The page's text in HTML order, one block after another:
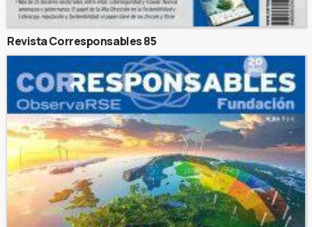
Revista Corresponsables 85